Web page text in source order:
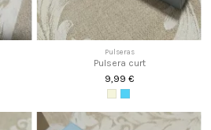
Pulseras
Pulsera curt
9,99 €